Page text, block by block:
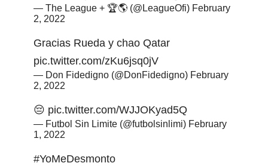
— The League + 🏆🌎 (@LeagueOfi) February
2, 2022
Gracias Rueda y chao Qatar
pic.twitter.com/zKu6jsq0jV
— Don Fidedigno (@DonFidedigno) February
2, 2022
😔 pic.twitter.com/WJJOKyad5Q
— Futbol Sin Limite (@futbolsinlimi) February
1, 2022
#YoMeDesmonto